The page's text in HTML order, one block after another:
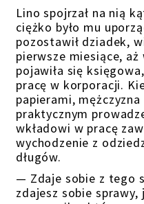
Lino spojrzał na nią
ciężko było mu
pozostawił dziadek,
pierwsze miesiące,
pojawiła się
pracę w korporacji.
papierami,
praktycznym
wkładowi w pracę
wychodzenie z
długów.
— Zdaje sobie z tego
zdajesz sobie